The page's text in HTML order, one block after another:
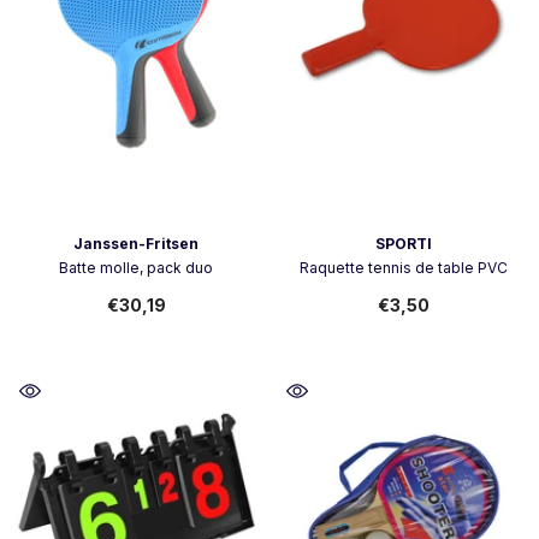
Vendeur:Janssen-Fritsen
Batte molle, pack duo
€30,19
SPORTI
Raquette tennis de table PVC
€3,50